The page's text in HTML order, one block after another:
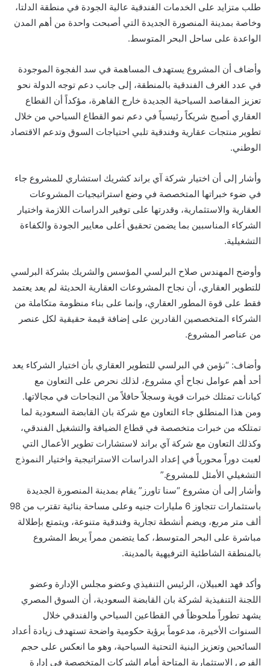
طلب متزايد على الخدمات الفندقية عالية الجودة في منطقة الدلتا،
وخاصة بمدينة المنصورة الجديدة التي أصبحت واحدة من أهم المدن
الواعدة على ساحل البحر المتوسط.
وأضاف أن المشروع يستهدف المساهمة في سد الفجوة الموجودة
في عدد الغرف الفندقية بالمنطقة، إلى جانب دعم توجه الدولة نحو
تعزيز المقاصد السياحية الجديدة خارج القاهرة، مؤكداً أن القطاع
العقاري أصبح شريكاً رئيسياً في دعم نمو القطاع السياحي من خلال
تطوير منتجات عقارية وفندقية تلبي احتياجات السوق وتدعم الاقتصاد
الوطني.
وأشار إلى أن اختيار شركة آي براند كشريك استشاري للمشروع جاء
في ضوء خبراتها المتخصصة في وضع استراتيجيات المشروعات
العقارية والاستثمارية، وقدرتها على توفير الدراسات اللازمة واختيار
الشركاء المناسبين بما يضمن تحقيق أعلى معايير الجودة والكفاءة
التشغيلية.
وأوضح المهندس صلاح البرلسي المؤسس والشريك بشركة البرلسي
للتطوير العقاري، أن نجاح المشروعات العقارية الحديثة لم يعد يعتمد
فقط على قوة المطور العقاري، وإنما على بناء منظومة متكاملة من
الشركاء المتخصصين القادرين على إضافة قيمة حقيقية لكل عنصر
من عناصر المشروع.
وأضاف: “نؤمن في البرلسي للتطوير العقاري بأن اختيار الشركاء يعد
أحد أهم عوامل نجاح أي مشروع، لذلك نحرص على التعاون مع
كيانات تمتلك خبرات قوية وسجلاً حافلاً من النجاحات في مجالاتها.
ومن هذا المنطلق جاء التعاون مع شركة بان القابضة السعودية لما
تمتلكه من خبرات متخصصة في قطاع الضيافة والتشغيل الفندقي،
وكذلك التعاون مع شركة آي براند لاستشارات تطوير الأعمال التي
لعبت دوراً محورياً في إعداد الدراسات الاستراتيجية واختيار النموذج
التشغيلي الأمثل للمشروع.”
وأشار إلى أن مشروع “سنا تاورز” يقام بمدينة المنصورة الجديدة
باستثمارات تتجاوز 6 مليارات جنيه وعلى مساحة بنائية تقترب من 98
ألف متر مربع، ويضم أنشطة تجارية وفندقية متنوعة، ويتمتع بإطلالة
مباشرة على البحر المتوسط، كما يتضمن ممراً يربط المشروع
بالمنطقة الشاطئية الترفيهية بالمدينة.
وأكد فهد العبيلان، الرئيس التنفيذي وعضو مجلس الإدارة وعضو
اللجنة التنفيذية لشركة بان القابضة السعودية، أن السوق المصري
يشهد تطوراً ملحوظاً في القطاعين السياحي والفندقي خلال
السنوات الأخيرة، مدعوماً برؤية حكومية واضحة تستهدف زيادة أعداد
السائحين وتعزيز البنية التحتية السياحية، وهو ما انعكس على حجم
الفرص الاستثمارية المتاحة أمام الشركات المتخصصة في إدارة